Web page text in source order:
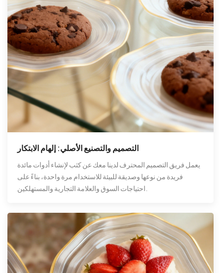
التصميم والتصنيع الأصلي: إلهام الابتكار
يعمل فريق التصميم المحترف لدينا معك عن كثب لإنشاء أدوات مائدة
فريدة من نوعها وصديقة للبيئة للاستخدام مرة واحدة، بناءً على